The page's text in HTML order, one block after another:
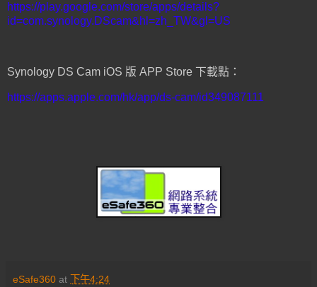
https://play.google.com/store/apps/details?
id=com.synology.DScam&hl=zh_TW&gl=US
Synology DS Cam iOS 版 APP Store 下載點：
https://apps.apple.com/hk/app/ds-cam/id349087111
eSafe360 at 下午4:24